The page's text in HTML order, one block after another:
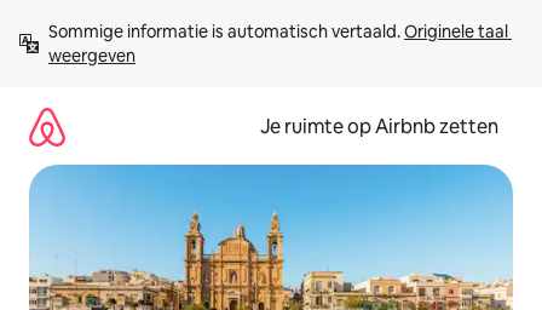
direct
naar
Sommige informatie is automatisch vertaald. Originele taal
weergeven
Je ruimte op Airbnb zetten